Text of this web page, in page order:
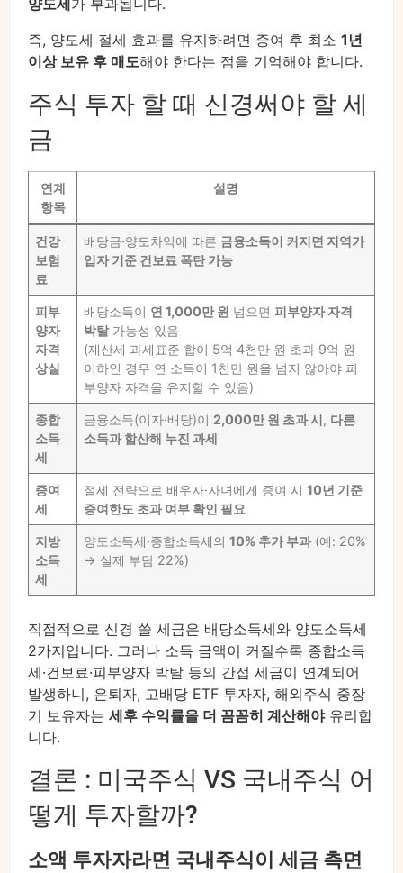
즉, 양도세 절세 효과를 유지하려면 증여 후 최소 1년
이상 보유 후 매도해야 한다는 점을 기억해야 합니다.
주식 투자 할 때 신경써야 할 세
금
연계
항목
설명
건강
보험
료
배당금·양도차익에 따른 금융소득이 커지면 지역가
입자 기준 건보료 폭탄 가능
피부
양자
자격
상실
배당소득이 연 1,000만 원 넘으면 피부양자 자격
박탈가능성 있음
(재산세 과세표준 합이 5억 4천만 원 초과 9억 원
이하인 경우 연 소득이 1천만 원을 넘지 않아야 피
부양자 자격을 유지할 수 있음)
종합
소득
세
금융소득(이자·배당)이 2,000만 원 초과 시, 다른
소득과 합산해 누진 과세
증여
세
절세 전략으로 배우자·자녀에게 증여 시10년 기준
증여한도 초과 여부 확인 필요
지방
소득
세
양도소득세·종합소득세의10% 추가 부과(예: 20%
→ 실제 부담 22%)
직접적으로 신경 쓸 세금은 배당소득세와 양도소득세
2가지입니다. 그러나 소득 금액이 커질수록 종합소득
세·건보료·피부양자 박탈 등의 간접 세금이 연계되어
발생하니, 은퇴자, 고배당 ETF 투자자, 해외주식 중장
기 보유자는 세후 수익률을 더 꼼꼼히 계산해야유리합
니다.
결론 : 미국주식 VS 국내주식 어
떻게 투자할까?
소액 투자자라면 국내주식이 세금 측면